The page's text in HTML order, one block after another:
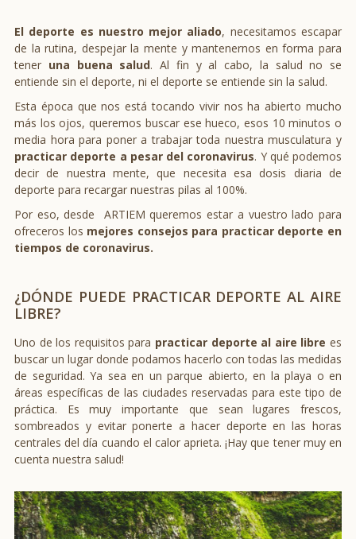
El deporte es nuestro mejor aliado, necesitamos escapar
de la rutina, despejar la mente y mantenernos en forma para
tener una buena salud. Al fin y al cabo, la salud no se
entiende sin el deporte, ni el deporte se entiende sin la salud.
Esta época que nos está tocando vivir nos ha abierto mucho
más los ojos, queremos buscar ese hueco, esos 10 minutos o
media hora para poner a trabajar toda nuestra musculatura y
practicar deporte a pesar del coronavirus. Y qué podemos
decir de nuestra mente, que necesita esa dosis diaria de
deporte para recargar nuestras pilas al 100%.
Por eso, desde ARTIEM queremos estar a vuestro lado para
ofreceros los mejores consejos para practicar deporte en
tiempos de coronavirus.
¿DÓNDE PUEDE PRACTICAR DEPORTE AL AIRE
LIBRE?
Uno de los requisitos para practicar deporte al aire libre es
buscar un lugar donde podamos hacerlo con todas las medidas
de seguridad. Ya sea en un parque abierto, en la playa o en
áreas específicas de las ciudades reservadas para este tipo de
práctica. Es muy importante que sean lugares frescos,
sombreados y evitar ponerte a hacer deporte en las horas
centrales del día cuando el calor aprieta. ¡Hay que tener muy en
cuenta nuestra salud!